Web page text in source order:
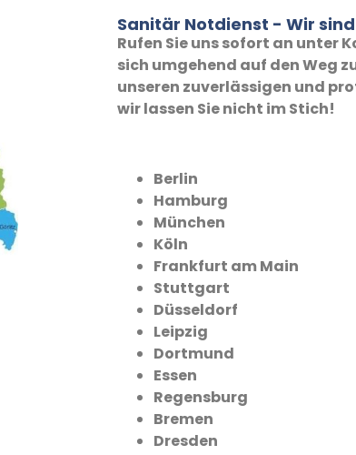
Sanitär Notdienst - Wir
Rufen Sie uns sofort an unter
sich umgehend auf den Weg
unseren zuverlässigen und
wir lassen Sie nicht im Stich!
Berlin
Hamburg
München
Köln
Frankfurt am Main
Stuttgart
Düsseldorf
Leipzig
Dortmund
Essen
Regensburg
Bremen
Dresden